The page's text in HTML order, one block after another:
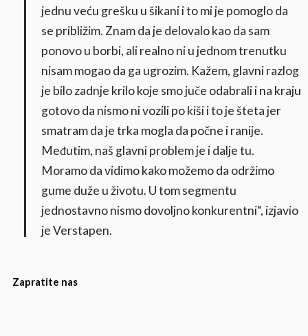
jednu veću grešku u šikani i to mi je pomoglo da
se približim. Znam da je delovalo kao da sam
ponovo u borbi, ali realno ni u jednom trenutku
nisam mogao da ga ugrozim. Kažem, glavni razlog
je bilo zadnje krilo koje smo juče odabrali i na kraju
gotovo da nismo ni vozili po kiši i to je šteta jer
smatram da je trka mogla da počne i ranije.
Međutim, naš glavni problem je i dalje tu.
Moramo da vidimo kako možemo da održimo
gume duže u životu. U tom segmentu
jednostavno nismo dovoljno konkurentni“, izjavio
je Verstapen.
Zapratite nas